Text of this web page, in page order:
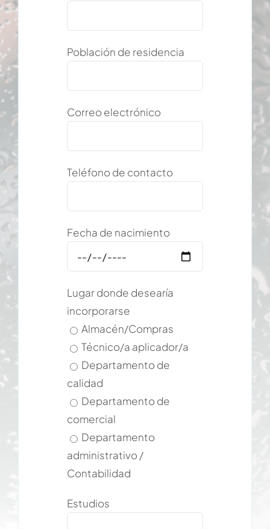
Población de residencia
Correo electrónico
Teléfono de contacto
Fecha de nacimiento
Lugar donde desearía
incorporarse
Almacén/Compras
Técnico/a aplicador/a
Departamento de
calidad
Departamento de
comercial
Departamento
administrativo /
Contabilidad
Estudios